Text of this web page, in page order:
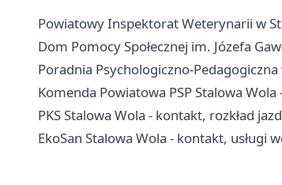
Powiatowy Inspektorat Weterynarii w
Dom Pomocy Społecznej im. Józefa
Poradnia Psychologiczno-
Komenda Powiatowa PSP Stalowa
PKS Stalowa Wola - kontakt, rozkład
EkoSan Stalowa Wola - kontakt, usługi